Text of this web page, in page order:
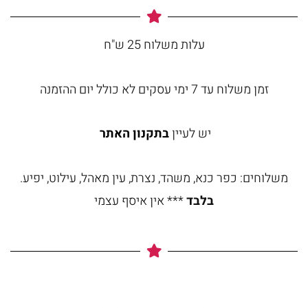
עלות משלוח 25 ש"ח
זמן משלוח עד 7 ימי עסקים לא כולל יום ההזמנה
יש לעייןבתקנון האתר
משלוחים: כפר כנא, משהד, נצרת, עין מאהל, עילוט, יפיע.
בלבד*** אין איסף עצמי